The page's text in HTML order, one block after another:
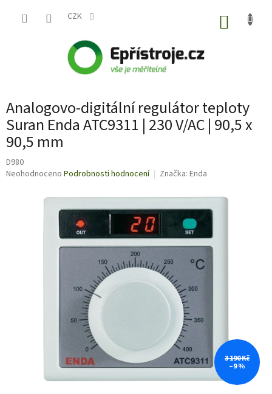
CZK
Analogovo-digitální regulátor teploty
Suran Enda ATC9311 | 230 V/AC | 90,5 x
90,5 mm
D980
Průměrné
Neohodnoceno Podrobnosti hodnocení Značka: Enda
3 190 Kč
–9 %